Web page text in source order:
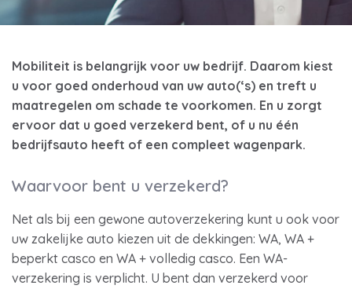
Mobiliteit is belangrijk voor uw bedrijf. Daarom kiest
u voor goed onderhoud van uw auto(‘s) en treft u
maatregelen om schade te voorkomen. En u zorgt
ervoor dat u goed verzekerd bent, of u nu één
bedrijfsauto heeft of een compleet wagenpark.
Waarvoor bent u verzekerd?
Net als bij een gewone autoverzekering kunt u ook voor
uw zakelijke auto kiezen uit de dekkingen: WA, WA +
beperkt casco en WA + volledig casco. Een WA-
verzekering is verplicht. U bent dan verzekerd voor